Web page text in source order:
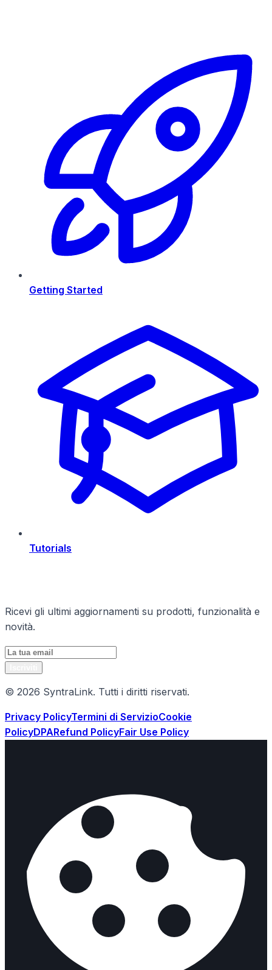
Getting Started
Tutorials
Ricevi gli ultimi aggiornamenti su prodotti, funzionalità e
novità.
© 2026 SyntraLink. Tutti i diritti riservati.
Privacy PolicyTermini di ServizioCookie
PolicyDPARefund PolicyFair Use Policy